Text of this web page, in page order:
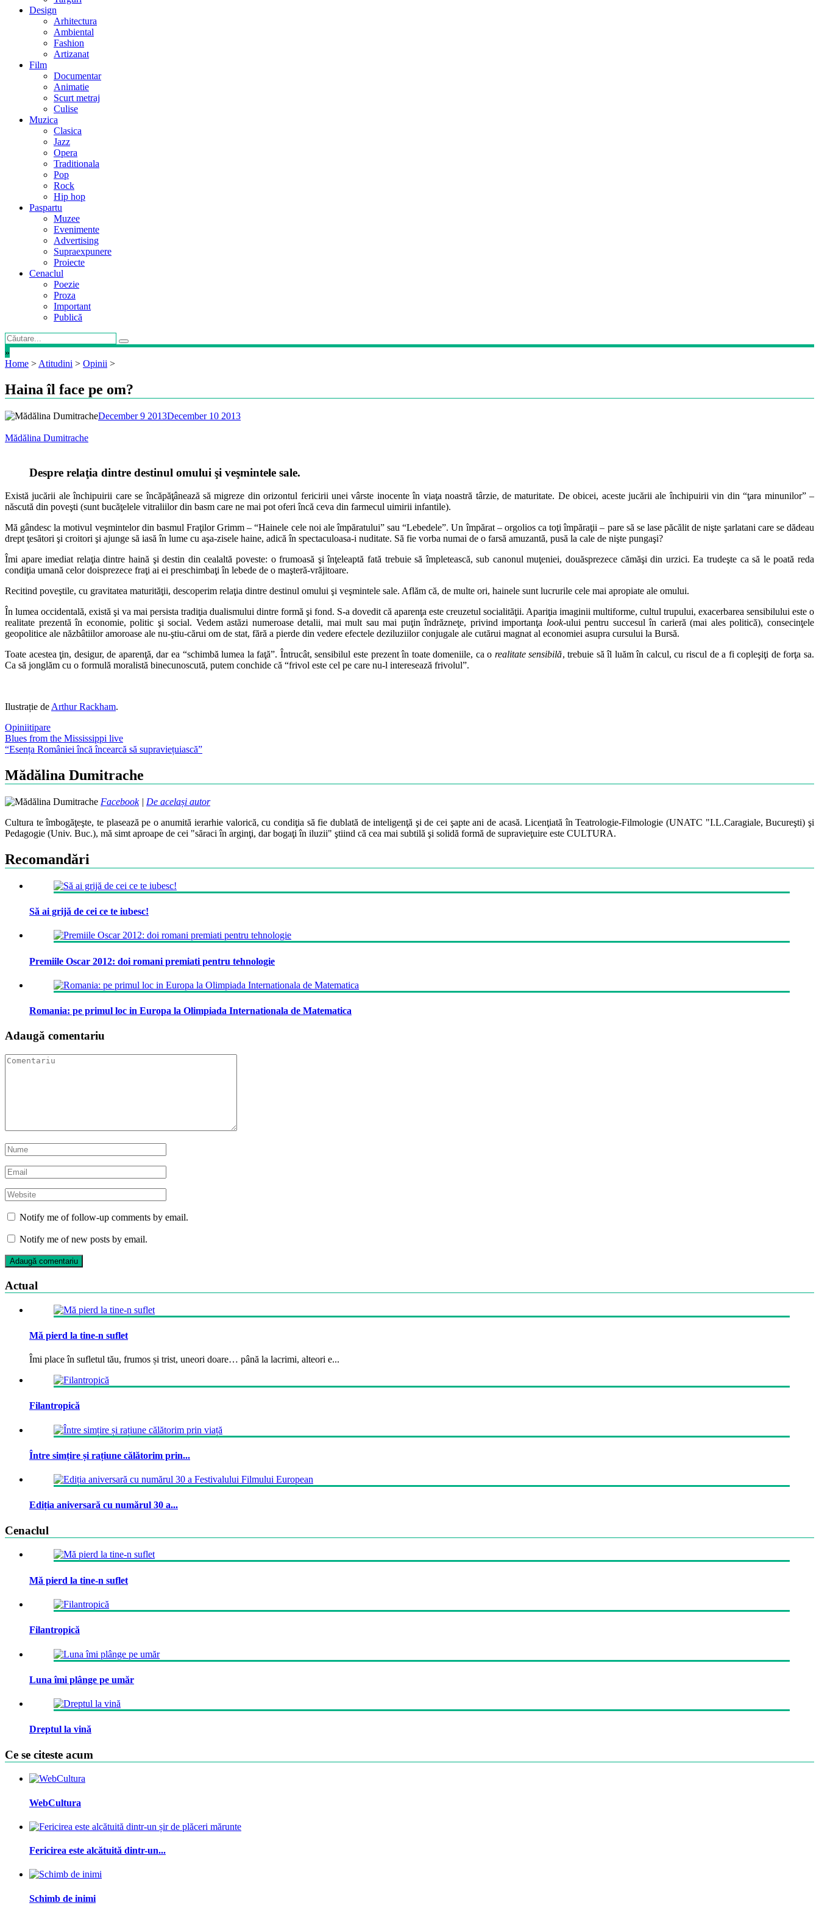
Design
Arhitectura
Ambiental
Fashion
Artizanat
Film
Documentar
Animatie
Scurt metraj
Culise
Muzica
Clasica
Jazz
Opera
Traditionala
Pop
Rock
Hip hop
Paspartu
Muzee
Evenimente
Advertising
Supraexpunere
Proiecte
Cenaclul
Poezie
Proza
Important
Publică
»
Home > Atitudini > Opinii >
Haina îl face pe om?
December 9 2013December 10 2013
Mădălina Dumitrache
Despre relaţia dintre destinul omului şi veşmintele sale.
Există jucării ale închipuirii care se încăpăţânează să migreze din orizontul fericirii unei vârste inocente în viaţa noastră târzie, de maturitate. De obicei, aceste jucării ale închipuirii vin din “ţara minunilor” –
născută din poveşti (sunt bucăţelele vitraliilor din basm care ne mai pot oferi încă ceva din farmecul uimirii infantile).
Mă gândesc la motivul veşmintelor din basmul Fraţilor Grimm – “Hainele cele noi ale împăratului” sau “Lebedele”. Un împărat – orgolios ca toţi împăraţii – pare să se lase păcălit de nişte şarlatani care se dădeau
drept ţesători şi croitori şi ajunge să iasă în lume cu aşa-zisele haine, adică în spectaculoasa-i nuditate. Să fie vorba numai de o farsă amuzantă, pusă la cale de nişte pungaşi?
Îmi apare imediat relaţia dintre haină şi destin din cealaltă poveste: o frumoasă şi înţeleaptă fată trebuie să împletească, sub canonul muţeniei, douăsprezece cămăşi din urzici. Ea trudeşte ca să le poată reda
condiţia umană celor doisprezece fraţi ai ei preschimbaţi în lebede de o maşteră-vrăjitoare.
Recitind poveştile, cu gravitatea maturităţii, descoperim relaţia dintre destinul omului şi veşmintele sale. Aflăm că, de multe ori, hainele sunt lucrurile cele mai apropiate ale omului.
În lumea occidentală, există şi va mai persista tradiţia dualismului dintre formă şi fond. S-a dovedit că aparenţa este creuzetul socialităţii. Apariţia imaginii multiforme, cultul trupului, exacerbarea sensibilului este o
realitate prezentă în economie, politic şi social. Vedem astăzi numeroase detalii, mai mult sau mai puţin îndrăzneţe, privind importanţa look-ului pentru succesul în carieră (mai ales politică), consecinţele
geopolitice ale năzbâtiilor amoroase ale nu-ştiu-cărui om de stat, fără a pierde din vedere efectele deziluziilor conjugale ale cutărui magnat al economiei asupra cursului la Bursă.
Toate acestea ţin, desigur, de aparenţă, dar ea “schimbă lumea la faţă”. Întrucât, sensibilul este prezent în toate domeniile, ca o realitate sensibilă, trebuie să îl luăm în calcul, cu riscul de a fi copleşiţi de forţa sa.
Ca să jonglăm cu o formulă moralistă binecunoscută, putem conchide că “frivol este cel pe care nu-l interesează frivolul”.
Ilustrație de Arthur Rackham.
Opiniitipare
Post
navigation
Blues from the Mississippi live
“Esența României încă încearcă să supraviețuiască”
Mădălina Dumitrache
Facebook| De același autor
Cultura te îmbogăţeşte, te plasează pe o anumită ierarhie valorică, cu condiţia să fie dublată de inteligenţă şi de cei şapte ani de acasă. Licenţiată în Teatrologie-Filmologie (UNATC "I.L.Caragiale, Bucureşti) şi
Pedagogie (Univ. Buc.), mă simt aproape de cei "săraci în arginţi, dar bogaţi în iluzii" ştiind că cea mai subtilă şi solidă formă de supravieţuire este CULTURA.
Recomandări
Să ai grijă de cei ce te iubesc!
Premiile Oscar 2012: doi romani premiati pentru tehnologie
Romania: pe primul loc in Europa la Olimpiada Internationala de Matematica
Adaugă comentariu
Notify me of follow-up comments by email.
Notify me of new posts by email.
Actual
Mă pierd la tine-n suflet
Îmi place în sufletul tău, frumos și trist, uneori doare… până la lacrimi, alteori e...
Filantropică
Între simțire și rațiune călătorim prin...
Ediția aniversară cu numărul 30 a...
Cenaclul
Mă pierd la tine-n suflet
Filantropică
Luna îmi plânge pe umăr
Dreptul la vină
Ce se citeste acum
WebCultura
Fericirea este alcătuită dintr-un...
Schimb de inimi